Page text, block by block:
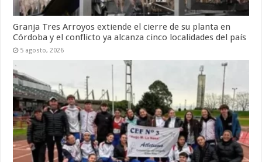
Granja Tres Arroyos extiende el cierre de su planta en
Córdoba y el conflicto ya alcanza cinco localidades del país
5 agosto, 2026